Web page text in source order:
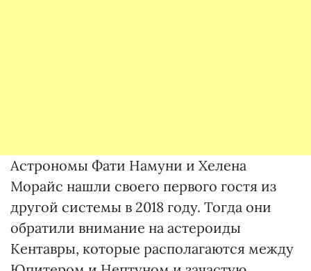
Астрономы Фати Намуни и Хелена
Морайс нашли своего первого гостя из
другой системы в 2018 году. Тогда они
обратили внимание на астероиды
Кентавры, которые располагаются между